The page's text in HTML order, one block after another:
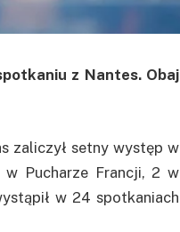
z Nantes. Obaj
zaliczył setny występ w
w Pucharze Francji, 2 w
w 24 spotkaniach